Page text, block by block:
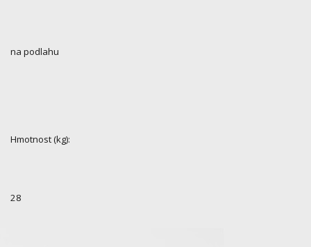
na podlahu
Hmotnost (kg):
28